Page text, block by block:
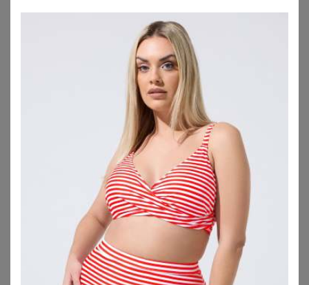
Limited Collection Limited Collection – Bikinioberteil In Rot Mit Streifensize 44
YOURS CLOTHING
Ulla Dessous Badeanzug Badeanzug mit Bügel Monaco (Stück, 1-St) genähte Cups, Uni, Materialmix
174,95
ZU